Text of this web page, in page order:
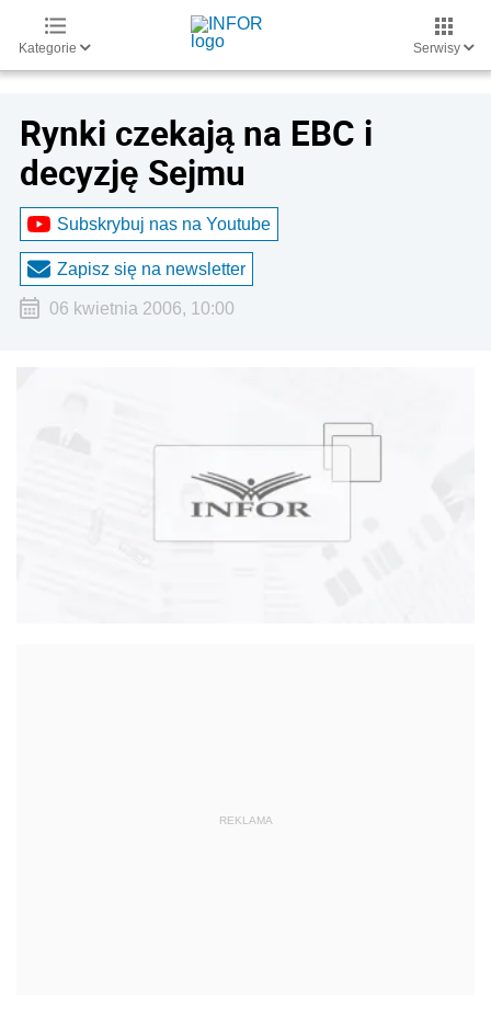
Kategorie Serwisy
Rynki czekają na EBC i
decyzję Sejmu
Subskrybuj nas na Youtube
Zapisz się na newsletter
06 kwietnia 2006, 10:00